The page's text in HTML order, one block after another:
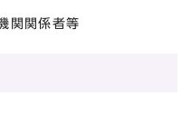
関関係者等